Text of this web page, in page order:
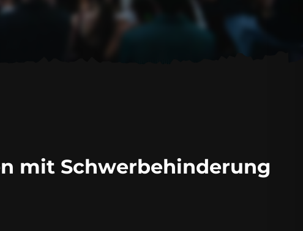
mit Schwerbehinderung